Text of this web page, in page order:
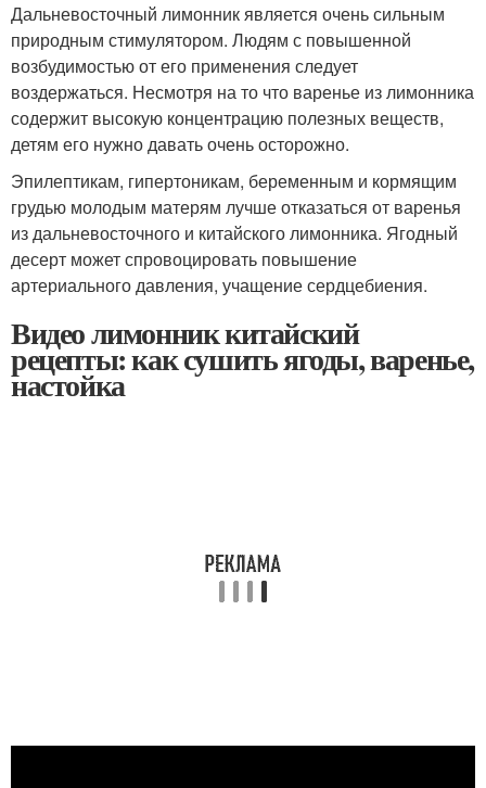
Дальневосточный лимонник является очень сильным
природным стимулятором. Людям с повышенной
возбудимостью от его применения следует
воздержаться. Несмотря на то что варенье из лимонника
содержит высокую концентрацию полезных веществ,
детям его нужно давать очень осторожно.
Эпилептикам, гипертоникам, беременным и кормящим
грудью молодым матерям лучше отказаться от варенья
из дальневосточного и китайского лимонника. Ягодный
десерт может спровоцировать повышение
артериального давления, учащение сердцебиения.
Видео лимонник китайский
рецепты: как сушить ягоды, варенье,
настойка